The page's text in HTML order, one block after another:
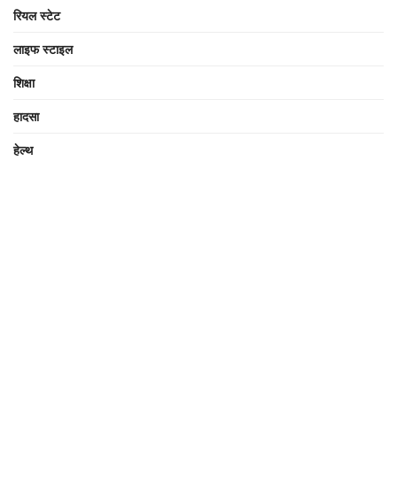
रियल स्टेट
लाइफ स्टाइल
शिक्षा
हादसा
हेल्थ